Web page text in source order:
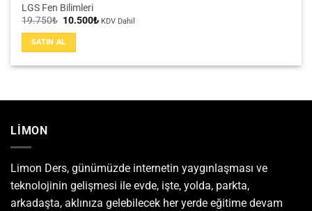
LGS Fen Bilimleri
19.750₺ Orijinal
19.750₺.
10.500₺Şu
KDV Dahil
SATIN AL
LİMON
Limon Ders, günümüzde internetin yaygınlaşması ve
teknolojinin gelişmesi ile evde, işte, yolda, parkta,
arkadaşta, aklınıza gelebilecek her yerde eğitime devam